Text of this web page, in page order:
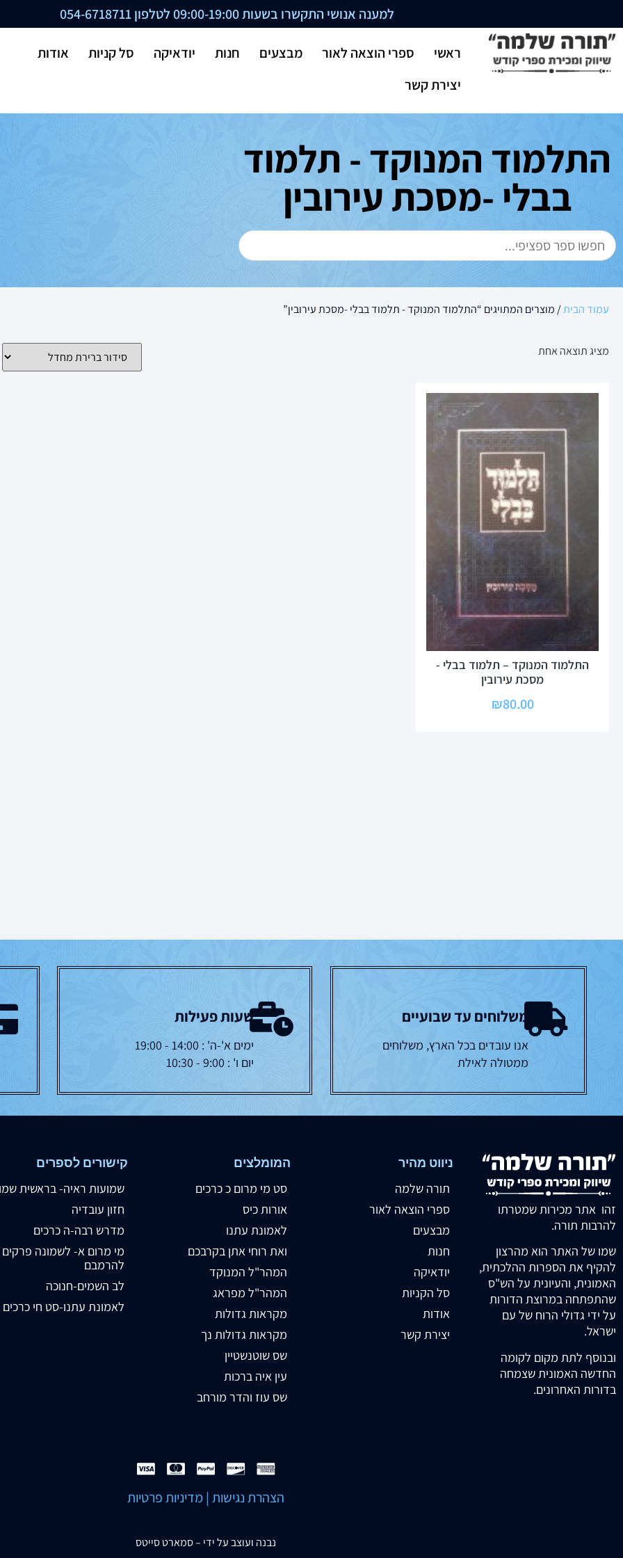
למענה אנושי התקשרו בשעות 09:00-19:00 לטלפון 054-6718711
ראשי ספרי הוצאה לאור מבצעים חנות יודאיקה סל קניות
אודות
יצירת קשר
התלמוד המנוקד - תלמוד
בבלי -מסכת עירובין
עמוד הבית/ מוצרים המתויגים “התלמוד המנוקד - תלמוד בבלי -מסכת עירובין”
מציג תוצאה אחת
התלמוד המנוקד – תלמוד בבלי -
מסכת עירובין
₪80.00
משלוחים עד שבועיים
אנו עובדים בכל הארץ, משלוחים
ממטולה לאילת
שעות פעילות
ימים א'-ה' : 14:00 - 19:00
יום ו' : 9:00 - 10:30
זהו אתר מכירות שמטרתו
להרבות תורה.
שמו של האתר הוא מהרצון
להקיף את הספרות ההלכתית,
האמונית, והעיונית על הש"ס
שהתפתחה במרוצת הדורות
על ידי גדולי הרוח של עם
ישראל.
ובנוסף לתת מקום לקומה
החדשה האמונית שצמחה
בדורות האחרונים.
ניווט מהיר
תורה שלמה
ספרי הוצאה לאור
מבצעים
חנות
יודאיקה
סל הקניות
אודות
יצירת קשר
המומלצים
סט מי מרום כ כרכים
אורות כיס
לאמונת עתנו
ואת רוחי אתן בקרבכם
המהר"ל המנוקד
המהר"ל מפראג
מקראות גדולות
מקראות גדולות נך
שס שוטנשטיין
עין איה ברכות
שס עוז והדר מורחב
קישורים לספרים
שמועות ראיה- בראשית
חזון עובדיה
מדרש רבה-ה כרכים
מי מרום א- לשמונה פרקים
להרמבם
לב השמים-חנוכה
לאמונת עתנו-סט חי כרכים
הצהרת נגישות | מדיניות פרטיות
נבנה ועוצב על ידי –סמארט סייטס